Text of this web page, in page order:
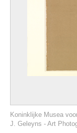
Koninklijke Musea
J. Geleyns - Art